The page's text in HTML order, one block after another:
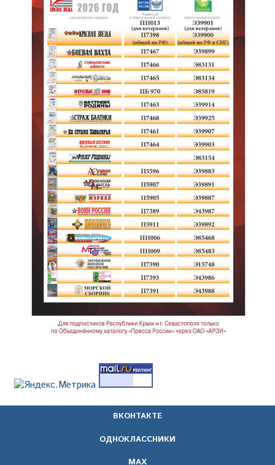
ВКОНТАКТЕ
ОДНОКЛАССНИКИ
МАХ